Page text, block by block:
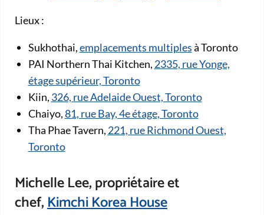
Lieux :
Sukhothai,emplacements multiplesà Toronto
PAI Northern Thai Kitchen, 2335, rue Yonge,
étage supérieur, Toronto
Kiin, 326, rue Adelaide Ouest, Toronto
Chaiyo,81, rue Bay, 4e étage, Toronto
Tha Phae Tavern, 221, rue Richmond Ouest,
Toronto
Michelle Lee, propriétaire et
chef,Kimchi Korea House